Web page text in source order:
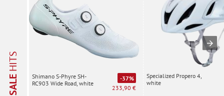
SALE
HITS
Shimano S-Phyre SH-
RC903 Wide Road, white
-37%
233,90 €
Specialized Propero 4,
white